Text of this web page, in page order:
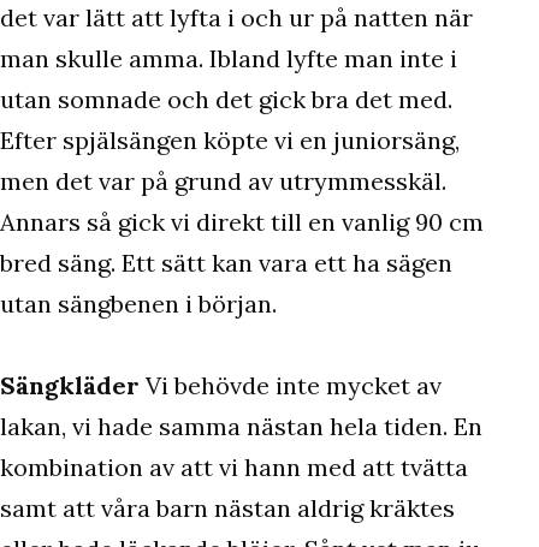
det var lätt att lyfta i och ur på natten när
man skulle amma. Ibland lyfte man inte i
utan somnade och det gick bra det med.
Efter spjälsängen köpte vi en juniorsäng,
men det var på grund av utrymmesskäl.
Annars så gick vi direkt till en vanlig 90 cm
bred säng. Ett sätt kan vara ett ha sägen
utan sängbenen i början.
Sängkläder Vi behövde inte mycket av
lakan, vi hade samma nästan hela tiden. En
kombination av att vi hann med att tvätta
samt att våra barn nästan aldrig kräktes